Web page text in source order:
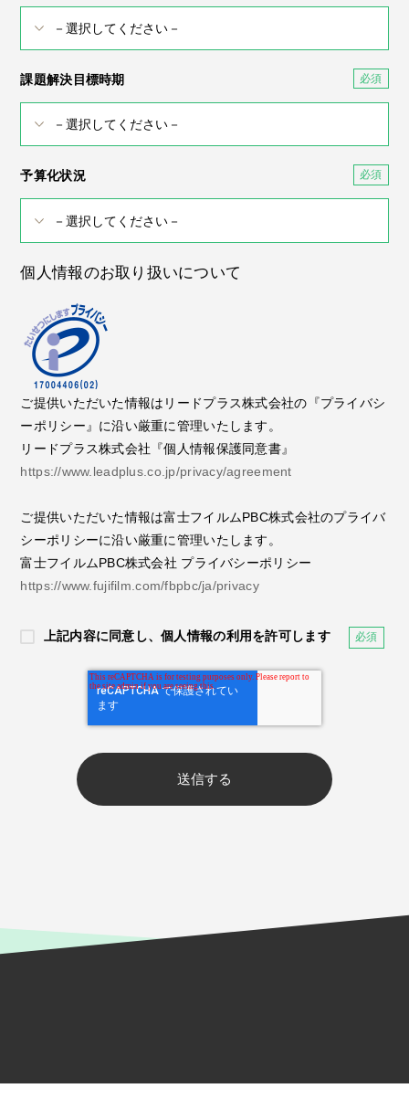
課題解決目標時期
予算化状況
個人情報のお取り扱いについて
ご提供いただいた情報はリードプラス株式会社の『プライバシ
ーポリシー』に沿い厳重に管理いたします。
リードプラス株式会社『個人情報保護同意書』
https://www.leadplus.co.jp/privacy/agreement
ご提供いただいた情報は富士フイルムPBC株式会社のプライバ
シーポリシーに沿い厳重に管理いたします。
富士フイルムPBC株式会社 プライバシーポリシー
https://www.fujifilm.com/fbpbc/ja/privacy
上記内容に同意し、個人情報の利用を許可します